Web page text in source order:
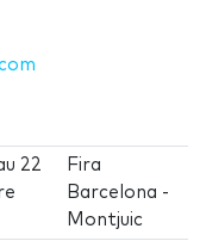
22
Fira
Barcelona -
Montjuic